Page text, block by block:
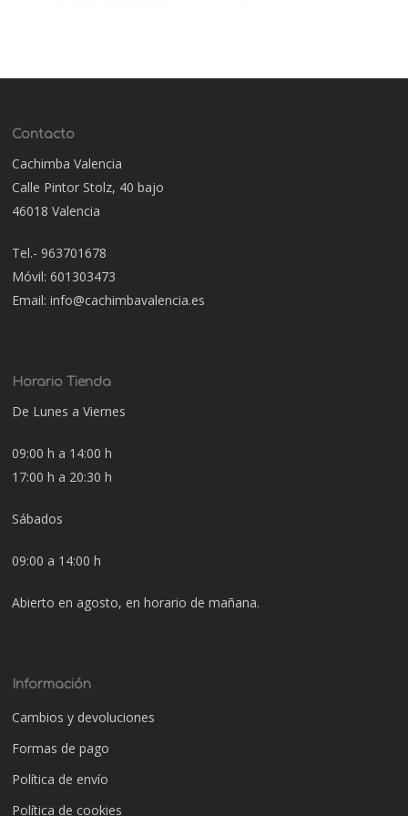
Contacto
Cachimba Valencia
Calle Pintor Stolz, 40 bajo
46018 Valencia
Tel.- 963701678
Móvil: 601303473
Email: info@cachimbavalencia.es
Horario Tienda
De Lunes a Viernes
09:00 h a 14:00 h
17:00 h a 20:30 h
Sábados
09:00 a 14:00 h
Abierto en agosto, en horario de mañana.
Información
Cambios y devoluciones
Formas de pago
Política de envío
Política de cookies